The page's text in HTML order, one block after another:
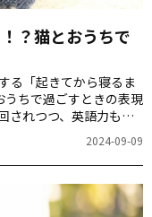
？猫とおうちで
る「起きてから寝るま
ちで過ごすときの表現
されつつ、英語力もア
2024-09-09